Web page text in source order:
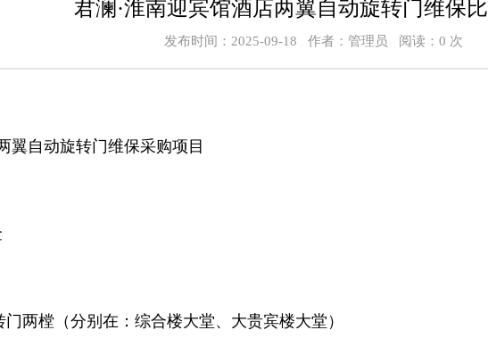
君澜·淮南迎宾馆酒店两翼自动旋转门维保
发布时间：2025-09-18 作者：管理员 阅读： 0 次
翼自动旋转门维保采购项目
两樘（分别在：综合楼大堂、大贵宾楼大堂）